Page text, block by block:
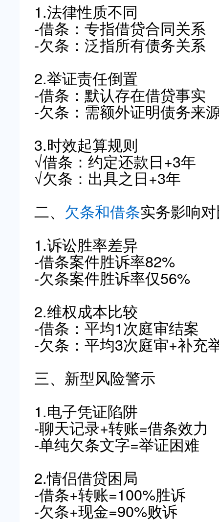
1.法律性质不同
-借条：专指借贷合同关系
-欠条：泛指所有债务关系
2.举证责任倒置
-借条：默认存在借贷事实
-欠条：需额外证明债务来
3.时效起算规则
√借条：约定还款日+3年
√欠条：出具之日+3年
二、 欠条和借条实务影响
1.诉讼胜率差异
-借条案件胜诉率82%
-欠条案件胜诉率仅56%
2.维权成本比较
-借条：平均1次庭审结案
-欠条：平均3次庭审+补充
三、新型风险警示
1.电子凭证陷阱
-聊天记录+转账=借条效力
-单纯欠条文字=举证困难
2.情侣借贷困局
-借条+转账=100%胜诉
-欠条+现金=90%败诉